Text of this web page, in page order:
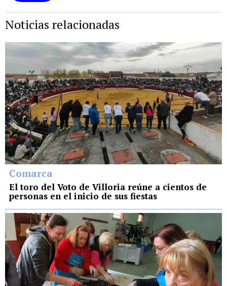
Noticias relacionadas
Comarca
El toro del Voto de Villoria reúne a cientos de
personas en el inicio de sus fiestas